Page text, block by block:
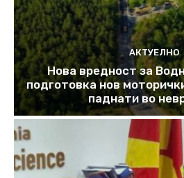
АКТУЕЛНО
Нова вредност за
подготовка нов
паднати во